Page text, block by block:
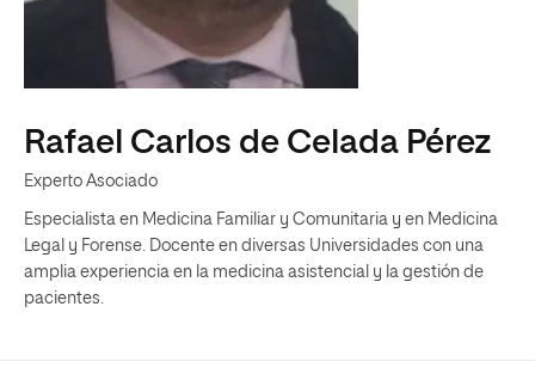
Rafael Carlos de Celada Pérez
Experto Asociado
Especialista en Medicina Familiar y Comunitaria y en Medicina
Legal y Forense. Docente en diversas Universidades con una
amplia experiencia en la medicina asistencial y la gestión de
pacientes.